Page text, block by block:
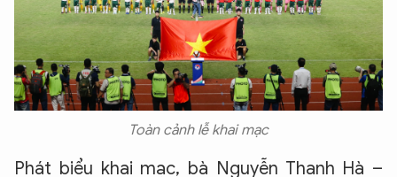
Toàn cảnh lễ khai mạc
Phát biểu khai mạc, bà Nguyễn Thanh Hà –